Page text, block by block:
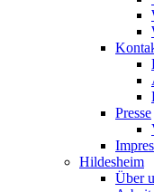
Presse
Hildesheim
Über